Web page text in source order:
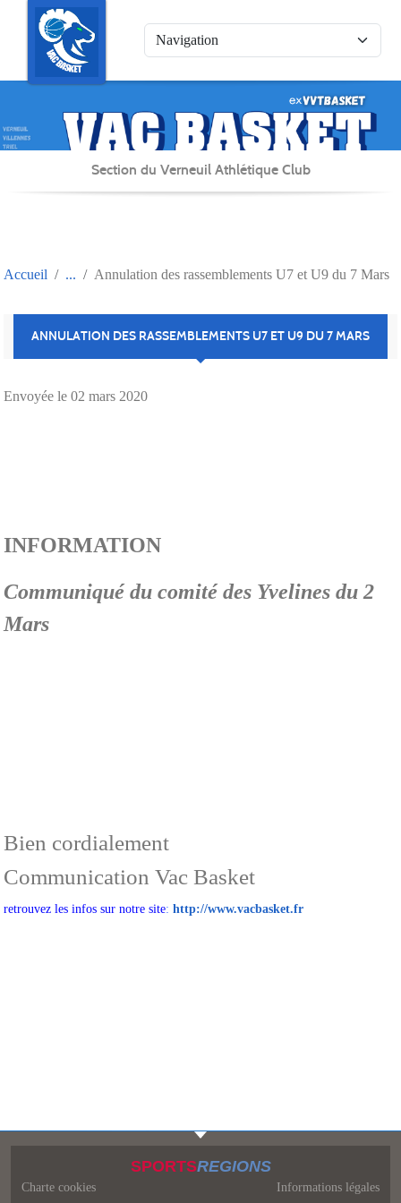
Section du Verneuil Athlétique Club
Accueil Annulation des rassemblements U7 et U9 du 7 Mars
ANNULATION DES RASSEMBLEMENTS U7 ET U9 DU 7 MARS
Envoyée le 02 mars 2020
INFORMATION
Communiqué du comité des Yvelines du 2
Mars
Bien cordialement
Communication Vac Basket
retrouvez les infos sur notre site: http://www.vacbasket.fr
SPORTSREGIONS
Charte cookies Informations légales
Panneau de gestion des cookies